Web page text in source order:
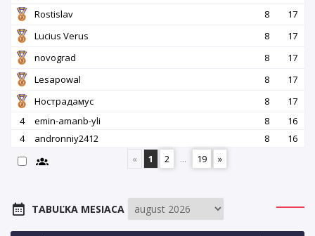
Rostislav
8
17
Lucius Verus
8
17
novograd
8
17
Lesapowal
8
17
Нострадамус
8
17
4
emin-amanb-yli 8
16
4
andronniy2412 8
16
«
1 2 ... 19 »
TABUĽKA MESIACA